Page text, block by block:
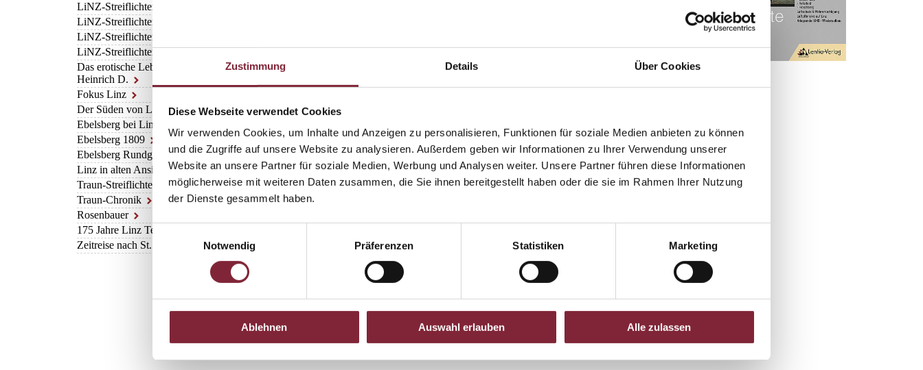
Zustimmung Details Über Cookies
Diese Webseite verwendet Cookies
Wir verwenden Cookies, um Inhalte und Anzeigen zu personalisieren, Funktionen für soziale Medien anbieten zu können
und die Zugriffe auf unsere Website zu analysieren. Außerdem geben wir Informationen zu Ihrer Verwendung unserer
Website an unsere Partner für soziale Medien, Werbung und Analysen weiter. Unsere Partner führen diese Informationen
möglicherweise mit weiteren Daten zusammen, die Sie ihnen bereitgestellt haben oder die sie im Rahmen Ihrer Nutzung
der Dienste gesammelt haben.
Einwilligungsauswahl
Notwendig
Präferenzen Statistiken Marketing
Ablehnen Auswahl erlauben Alle zulassen
LiNZ-Streiflichter 1
LiNZ-Streiflichter 2
LiNZ-Streiflichter 3
LiNZ-Streiflichter 4
Das erotische Leben des
Heinrich D.
Fokus Linz
Der Süden von Linz
Ebelsberg bei Linz
Ebelsberg 1809
Ebelsberg Rundgang
Linz in alten Ansichten 6
Traun-Streiflichter
Traun-Chronik
Rosenbauer
175 Jahre Linz Textil
Zeitreise nach St. Florian
schließlich die Alliierten die Rechnung für die Jahre nationalsozialistischer Herrschaft.
Der Bombenkrieg traf auch Linz und seine Industrie schwer. Es bedurfte ungeheurer
Anstrengungen, auf diesen Trümmern 1945 neu zu beginnen. Der Wille und die
Leistung der Wiederaufbaugeneration machten das österreichische Wirtschaftswunder
Film
ISBN 978-3-9503469-1-6
Alle Bücher zeigen